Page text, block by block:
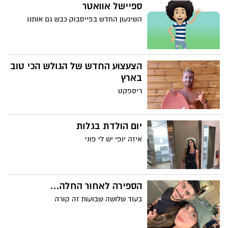
ספיישל אוואטר
השיגעון החדש בפייסבוק כבש גם אותנו
הצעצוע החדש של הגולש הכי טוב
בארץ
ריספקט
יום הולדת בגלות
איזה יופי יש לי פוני
הספירה לאחור החלה...
בעוד שלושה שבועות זה קורה